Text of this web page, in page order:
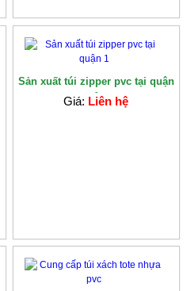
Sản xuất túi zipper pvc tại quận
1
Giá: Liên hệ